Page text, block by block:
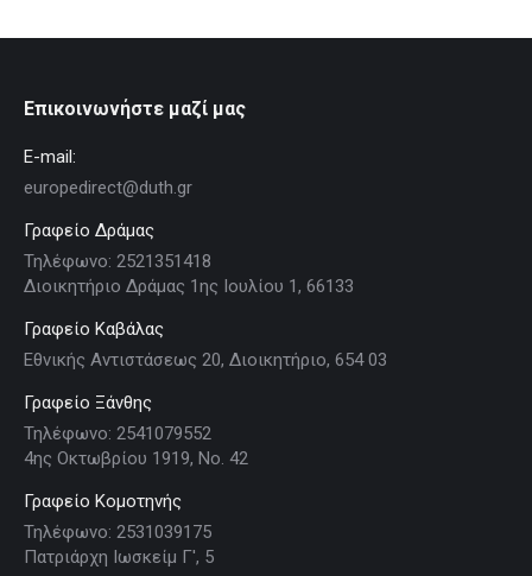
Επικοινωνήστε μαζί μας
E-mail:
europedirect@duth.gr
Γραφείο Δράμας
Τηλέφωνο: 2521351418
Διοικητήριο Δράμας 1ης Ιουλίου 1, 66133
Γραφείο Καβάλας
Εθνικής Αντιστάσεως 20, Διοικητήριο, 654 03
Γραφείο Ξάνθης
Τηλέφωνο: 2541079552
4ης Οκτωβρίου 1919, Νο. 42
Γραφείο Κομοτηνής
Τηλέφωνο: 2531039175
Πατριάρχη Ιωσκείμ Γ', 5